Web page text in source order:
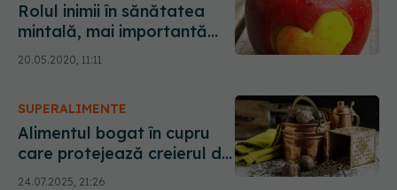
Rolul inimii în sănătatea
mintală, mai importantă
decât ai crede
20.05.2020, 11:11
SUPERALIMENTE
Alimentul bogat în cupru
care protejează creierul de
Alzheimer și demență
24.07.2025, 21:26